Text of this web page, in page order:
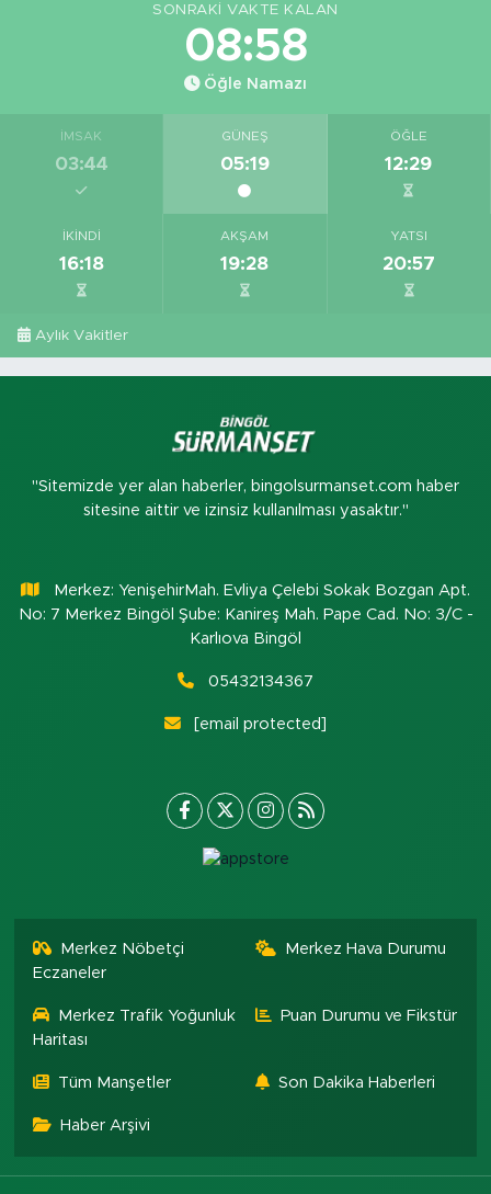
SONRAKI VAKTE KALAN
08:57
Öğle Namazı
İMSAK
03:44
GÜNEŞ
05:19
ÖĞLE
12:29
İKINDI
16:18
AKŞAM
19:28
YATSI
20:57
Aylık Vakitler
"Sitemizde yer alan haberler, bingolsurmanset.com haber
sitesine aittir ve izinsiz kullanılması yasaktır."
Merkez: YenişehirMah. Evliya Çelebi Sokak Bozgan Apt.
No: 7 Merkez Bingöl Şube: Kanireş Mah. Pape Cad. No: 3/C -
Karlıova Bingöl
05432134367
[email protected]
Merkez Nöbetçi
Eczaneler
Merkez Hava Durumu
Merkez Trafik Yoğunluk
Haritası
Puan Durumu ve Fikstür
Tüm Manşetler Son Dakika Haberleri
Haber Arşivi